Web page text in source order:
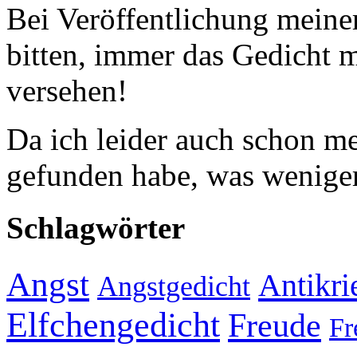
Bei Veröffentlichung
bitten, immer das Gedicht
versehen!
Da ich leider auch schon
gefunden habe, was
Schlagwörter
Angst Angstgedicht
Elfchengedicht Freude